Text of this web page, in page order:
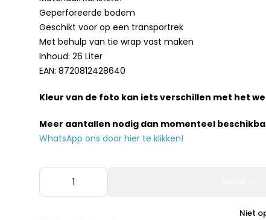
Geperforeerde bodem
Geschikt voor op een transportrek
Met behulp van tie wrap vast maken
Inhoud: 26 Liter
EAN: 8720812428640
Kleur van de foto kan iets verschillen met het
Meer aantallen nodig dan momenteel
WhatsApp ons door hier te klikken!
Niet